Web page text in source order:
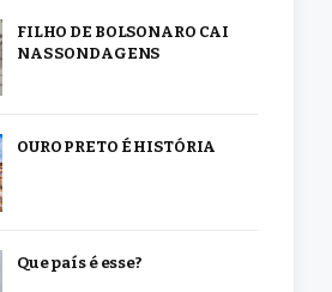
FILHO DE BOLSONARO CAI
NAS SONDAGENS
OURO PRETO É HISTÓRIA
Que país é esse?